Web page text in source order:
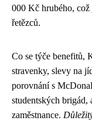
000 Kč hrubého,
řetězců.
Co se týče benefitů,
stravenky, slevy na
porovnání s
studentských
zaměstnance.